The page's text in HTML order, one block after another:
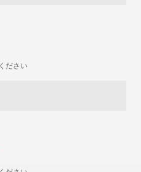
ださい